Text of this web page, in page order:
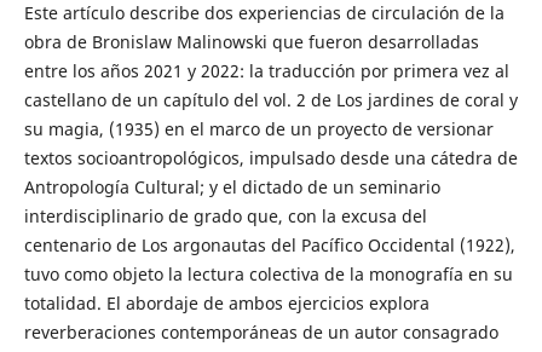
Este artículo describe dos experiencias de circulación de la
obra de Bronislaw Malinowski que fueron desarrolladas
entre los años 2021 y 2022: la traducción por primera vez al
castellano de un capítulo del vol. 2 de Los jardines de coral y
su magia, (1935) en el marco de un proyecto de versionar
textos socioantropológicos, impulsado desde una cátedra de
Antropología Cultural; y el dictado de un seminario
interdisciplinario de grado que, con la excusa del
centenario de Los argonautas del Pacífico Occidental (1922),
tuvo como objeto la lectura colectiva de la monografía en su
totalidad. El abordaje de ambos ejercicios explora
reverberaciones contemporáneas de un autor consagrado